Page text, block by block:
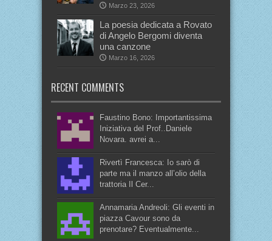
Marzo 23, 2026
La poesia dedicata a Rovato
di Angelo Bergomi diventa
una canzone
Marzo 16, 2026
RECENT COMMENTS
Faustino Bono: Importantissima
Iniziativa del Prof..Daniele
Novara. avrei a...
Rivertì Francesca: Io sarò di
parte ma il manzo all’olio della
trattoria Il Cer...
Annamaria Andreoli: Gli eventi in
piazza Cavour sono da
prenotare? Eventualmente...